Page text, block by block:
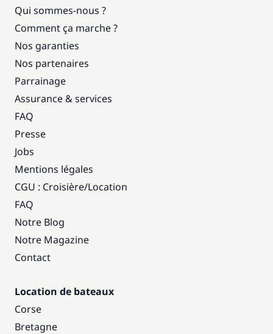
Qui sommes-nous ?
Comment ça marche ?
Nos garanties
Nos partenaires
Parrainage
Assurance & services
FAQ
Presse
Jobs
Mentions légales
CGU : Croisière/Location
FAQ
Notre Blog
Notre Magazine
Contact
Location de bateaux
Corse
Bretagne